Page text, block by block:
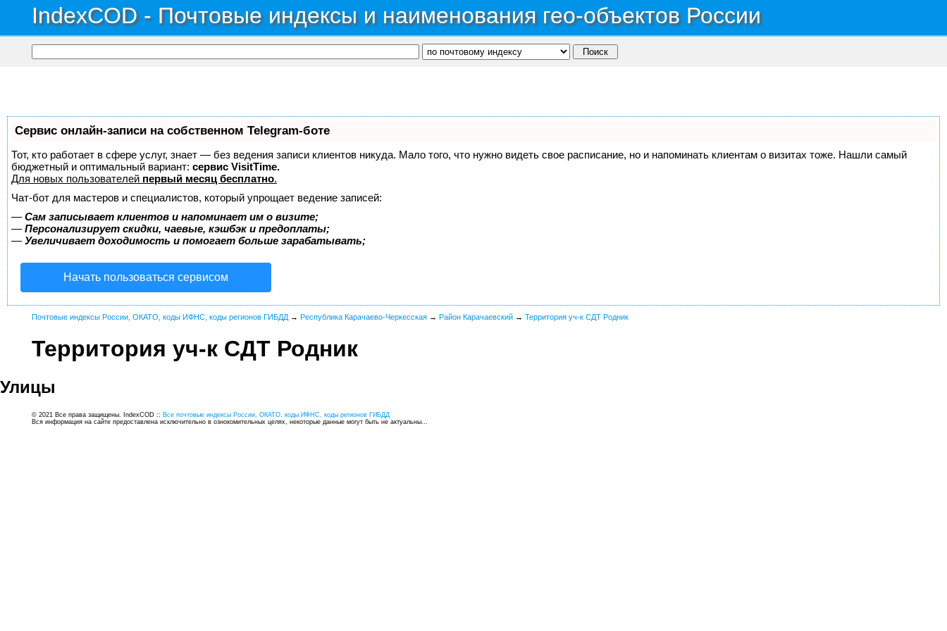
IndexCOD - Почтовые индексы и наименования гео-объектов России
Сервис онлайн-записи на собственном Telegram-боте
Тот, кто работает в сфере услуг, знает — без ведения записи клиентов никуда. Мало того, что нужно видеть свое расписание, но и напоминать клиентам о визитах тоже. Нашли самый
бюджетный и оптимальный вариант: сервис VisitTime.
Для новых пользователей первый месяц бесплатно.
Чат-бот для мастеров и специалистов, который упрощает ведение записей:
— Сам записывает клиентов и напоминает им о визите;
— Персонализирует скидки, чаевые, кэшбэк и предоплаты;
— Увеличивает доходимость и помогает больше зарабатывать;
Начать пользоваться сервисом
Почтовые индексы России, ОКАТО, коды ИФНС, коды регионов ГИБДД → Республика Карачаево-Черкесская → Район Карачаевский → Территория уч-к СДТ Родник
Территория уч-к СДТ Родник
Улицы
© 2021 Все права защищены. IndexCOD :: Все почтовые индексы России, ОКАТО, коды ИФНС, коды регионов ГИБДД
Вся информация на сайте предоставлена исключительно в ознокомительных целях, некоторые данные могут быть не актуальны...